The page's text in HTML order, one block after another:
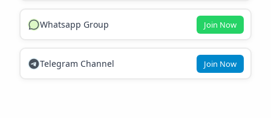
Whatsapp Group Join Now
Telegram Channel Join Now